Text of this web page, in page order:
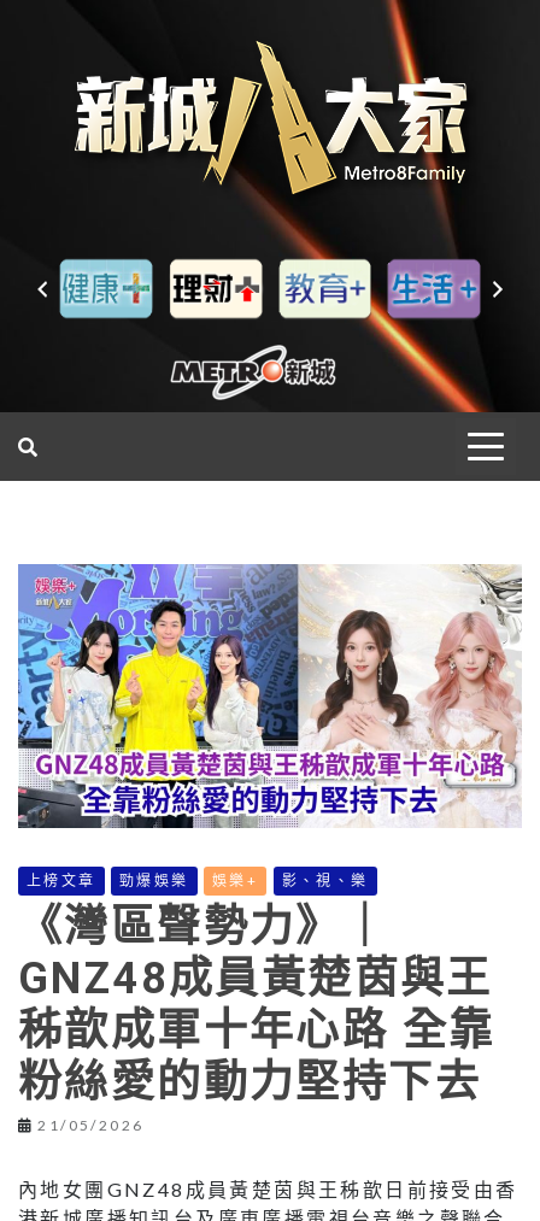
上榜文章 勁爆娛樂 娛樂+ 影、視、樂
《灣區聲勢力》｜
GNZ48成員黃楚茵與王
秭歆成軍十年心路 全靠
粉絲愛的動力堅持下去
21/05/2026
內地女團GNZ48成員黃楚茵與王秭歆日前接受由香